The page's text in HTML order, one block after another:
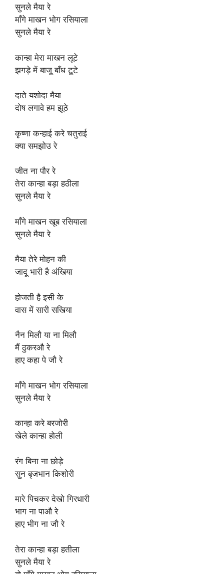
सुनले मैया रे
माँगे माखन भोग रसियाला
सुनले मैया रे
कान्हा मेरा माखन लूटे
झगड़े में बाजू बाँध टूटे
दाते यशोदा मैया
दोष लगावे हम झूठे
कृष्णा कन्हाई करे चतुराई
क्या समझोउ रे
जीत ना पौर रे
तेरा कान्हा बड़ा हठीला
सुनले मैया रे
माँगे माखन खूब रसियाला
सुनले मैया रे
मैया तेरे मोहन की
जादू भारी है अंखिया
होजती है इसी के
वास में सारी सखिया
नैन मिलौ या ना मिलौ
मैं ठुकरऔ रे
हाए कहा पे जौ रे
माँगे माखन भोग रसियाला
सुनले मैया रे
कान्हा करे बरजोरी
खेले कान्हा होली
रंग बिना ना छोड़े
सुन बृजभान किशोरी
मारे पिचकर देखो गिरधारी
भाग ना पाऔ रे
हाए भीग ना जौ रे
तेरा कान्हा बड़ा हतीला
सुनले मैया रे